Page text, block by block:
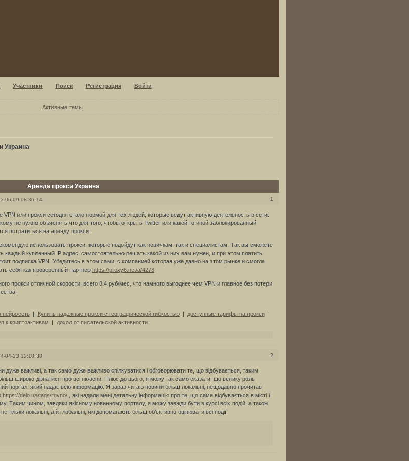
Участники Поиск Регистрация Войти
Активные темы
Украина
Аренда прокси Украина
1
06-09 08:36:14
VPN или прокси сегодня стало нормой для тех людей, которые ведут активную деятельность в сети.
не нужно объяснять что для того, чтобы открыть Twitter или какой то иной заблокированный
потратиться на аренду прокси.
использовать прокси, которые подойдут как новичкам, так и специалистам. Так вы сможете
каждый купленный IP адрес, самостоятельно решать какой из них вам нужен, и при этом платить
подписка VPN. Убедитесь в этом сами, с компанией которая уже давно на этом рынке и смогла
себя как проверенный партнёр https://proxy6.net/a/4278
прокси отличной скорости, всего 8.4 руб/мес, что намного выгоднее чем VPN и главное без потери
нейросеть| Купить надежные прокси с географической гибкостью| доступные тарифы на прокси|
к криптоактивам |
доход от писательской активности
2
04-23 12:18:38
дуже важливі, а так само дуже важливо спілкуватися і обговорювати те, що відбувається, таким
широко дізнатися про всі нюасни. Плюс до цього, я можу так само сказати, що велику роль
портал, який надає всю інформацію. Я зараз читаю новини більш локальні, нещодавно прочитав
https://delo.ua/tags/rovno/, які надали мені детальну інформацію про те, що саме відбувається в місті і
Таким чином, завдяки якісному новинному порталу, я можу завжди бути в курсі всіх подій, а також
тільки локальні, а й глобальні, які допомагають більш об'єктивно оцінювати всі події.